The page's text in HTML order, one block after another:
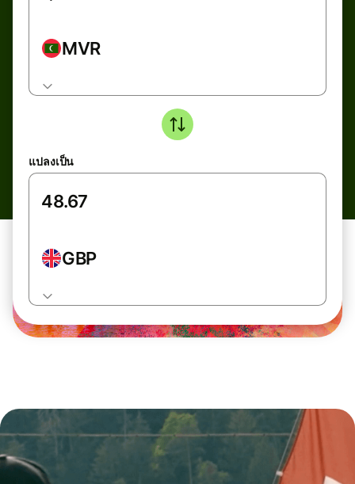
MVR
แปลงเป็น
GBP